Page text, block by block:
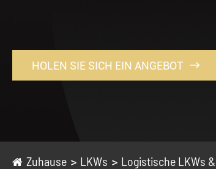
HOLEN SIE SICH EIN ANGEBOT 
Zuhause LKWs Logistische LKWs